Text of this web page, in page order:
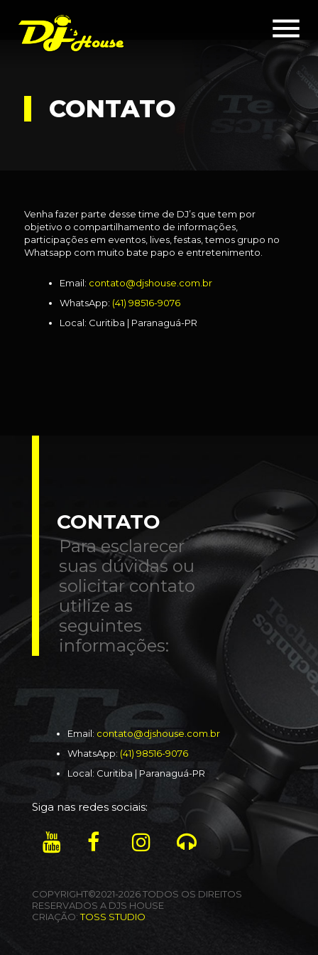
menu
CONTATO
Venha fazer parte desse time de DJ’s que tem por
objetivo o compartilhamento de informações,
participações em eventos, lives, festas, temos grupo no
Whatsapp com muito bate papo e entretenimento.
Email: contato@djshouse.com.br
WhatsApp: (41) 98516-9076
Local: Curitiba | Paranaguá-PR
CONTATO
Para esclarecer
suas dúvidas ou
solicitar contato
utilize as
seguintes
informações:
Email: contato@djshouse.com.br
WhatsApp: (41) 98516-9076
Local: Curitiba | Paranaguá-PR
Siga nas redes sociais:
COPYRIGHT©2021-2026 TODOS OS DIREITOS
RESERVADOS A DJS HOUSE
CRIAÇÃO:TOSS STUDIO